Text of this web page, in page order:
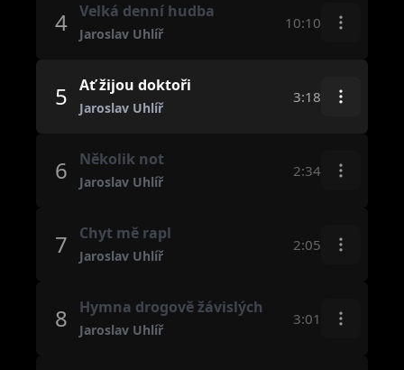
4 Velká denní hudba
Jaroslav Uhlíř
10:10
5 Ať žijou doktoři
Jaroslav Uhlíř
3:18
6 Několik not
Jaroslav Uhlíř
2:34
7 Chyt mě rapl
Jaroslav Uhlíř
2:05
8 Hymna drogově žávislých
Jaroslav Uhlíř
3:01